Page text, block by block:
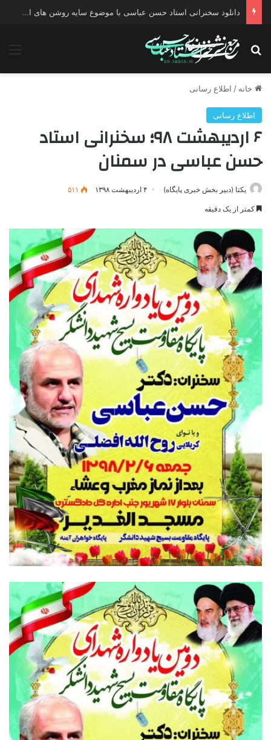
دانلود سخنرانی استاد حسن عباسی با موضوع چهار انتخاب ۱۴۰۰
جستجو برای
خانه / اطلاع رسانی
اطلاع رسانی
۶ اردیبهشت ۹۸؛ سخنرانی استاد
حسن عباسی در سمنان
یکتا (دبیر بخش خبری پایگاه) ۴ اردیبهشت ۱۳۹۸ ۵۱۱
کمتر از یک دقیقه